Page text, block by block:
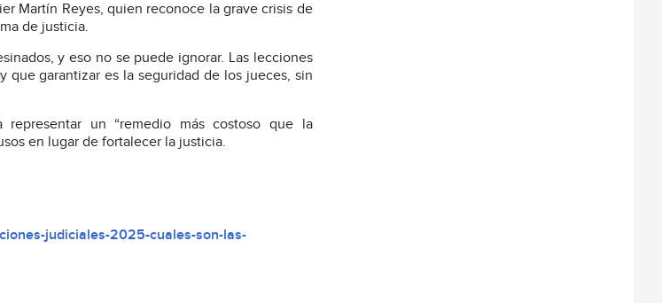
Martín Reyes, quien reconoce la grave crisis de
de justicia.
y eso no se puede ignorar. Las lecciones
que garantizar es la seguridad de los jueces, sin
un “remedio más costoso que la
en lugar de fortalecer la justicia.
judiciales-2025-cuales-son-las-